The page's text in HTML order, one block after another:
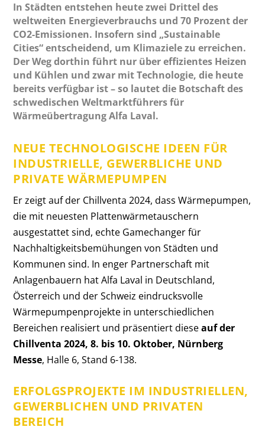
In Städten entstehen heute zwei Drittel des
weltweiten Energieverbrauchs und 70 Prozent der
CO2-Emissionen. Insofern sind „Sustainable
Cities“ entscheidend, um Klimaziele zu erreichen.
Der Weg dorthin führt nur über effizientes Heizen
und Kühlen und zwar mit Technologie, die heute
bereits verfügbar ist – so lautet die Botschaft des
schwedischen Weltmarktführers für
Wärmeübertragung Alfa Laval.
NEUE TECHNOLOGISCHE IDEEN FÜR
INDUSTRIELLE, GEWERBLICHE UND
PRIVATE WÄRMEPUMPEN
Er zeigt auf der Chillventa 2024, dass Wärmepumpen,
die mit neuesten Plattenwärmetauschern
ausgestattet sind, echte Gamechanger für
Nachhaltigkeitsbemühungen von Städten und
Kommunen sind. In enger Partnerschaft mit
Anlagenbauern hat Alfa Laval in Deutschland,
Österreich und der Schweiz eindrucksvolle
Wärmepumpenprojekte in unterschiedlichen
Bereichen realisiert und präsentiert dieseauf der
Chillventa 2024, 8. bis 10. Oktober, Nürnberg
Messe, Halle 6, Stand 6-138.
ERFOLGSPROJEKTE IM INDUSTRIELLEN,
GEWERBLICHEN UND PRIVATEN
BEREICH